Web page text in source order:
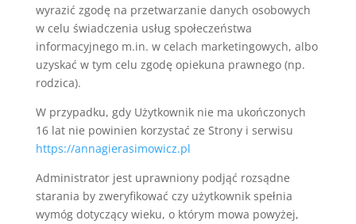
wyrazić zgodę na przetwarzanie danych osobowych
w celu świadczenia usług społeczeństwa
informacyjnego m.in. w celach marketingowych, albo
uzyskać w tym celu zgodę opiekuna prawnego (np.
rodzica).
W przypadku, gdy Użytkownik nie ma ukończonych
16 lat nie powinien korzystać ze Strony i serwisu
https://annagierasimowicz.pl
Administrator jest uprawniony podjąć rozsądne
starania by zweryfikować czy użytkownik spełnia
wymóg dotyczący wieku, o którym mowa powyżej,